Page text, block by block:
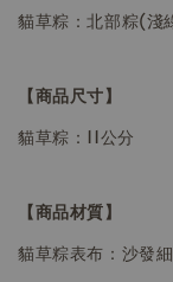
貓草粽：北部粽(淺
【商品尺寸】
貓草粽：11公分
【商品材質】
貓草粽表布：沙發